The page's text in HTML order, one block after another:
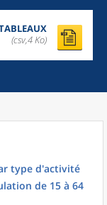
(csv,4 Ko)
type d'activité
de 15 à 64